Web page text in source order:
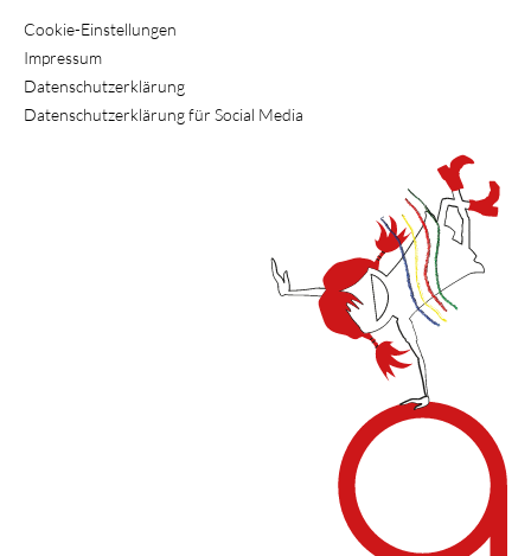
Cookie-Einstellungen
Impressum
Datenschutzerklärung
Datenschutzerklärung für Social Media